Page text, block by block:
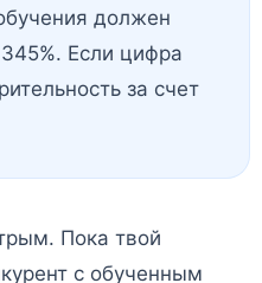
должен
Если цифра
за счет
Пока твой
с обученным